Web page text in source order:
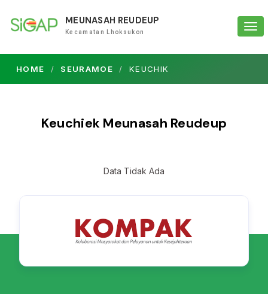
MEUNASAH REUDEUP
Kecamatan Lhoksukon
HOME SEURAMOE KEUCHIK
Keuchiek Meunasah Reudeup
Data Tidak Ada